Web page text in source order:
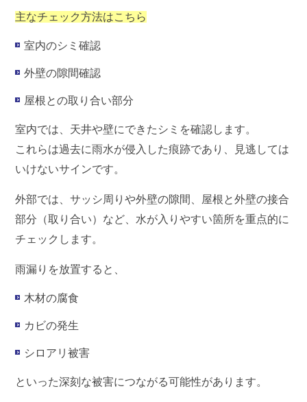
主なチェック方法はこちら
室内のシミ確認
外壁の隙間確認
屋根との取り合い部分
室内では、天井や壁にできたシミを確認します。
これらは過去に雨水が侵入した痕跡であり、見逃しては
いけないサインです。
外部では、サッシ周りや外壁の隙間、屋根と外壁の接合
部分（取り合い）など、水が入りやすい箇所を重点的に
チェックします。
雨漏りを放置すると、
木材の腐食
カビの発生
シロアリ被害
といった深刻な被害につながる可能性があります。